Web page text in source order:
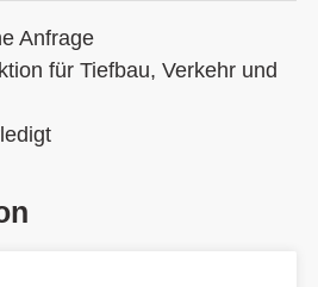
Anfrage
für Tiefbau, Verkehr und